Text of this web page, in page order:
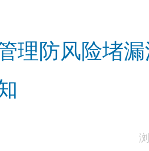
理防风险堵